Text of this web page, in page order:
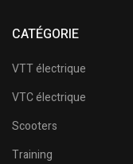
CATÉGORIE
VTT électrique
VTC électrique
Scooters
Training